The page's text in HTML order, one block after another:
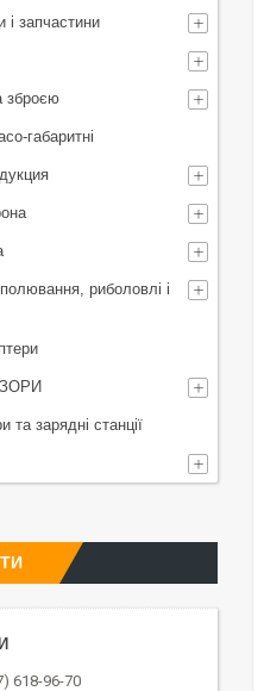
і запчастини
зброєю
габаритні
риболовлі і
та зарядні станції
618-96-70